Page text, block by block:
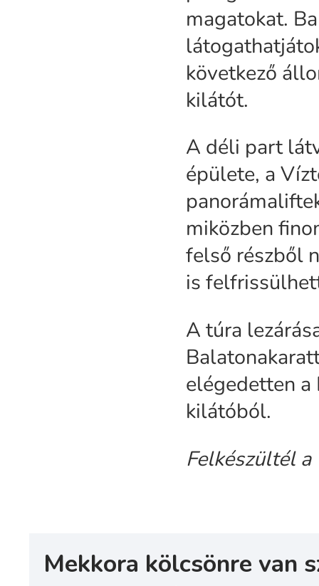
magatokat.
következő
kilátót.
A déli part
épülete, a
miközben
felső részből
is
A túra
elégedetten a
kilátóból.
Felkészültél a